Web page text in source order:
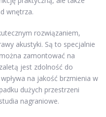
wnętrza.
rozwiązaniem,
akustyki. Są to specjalnie
zamontować na
jest zdolność do
na jakość brzmienia w
dużych przestrzeni
nagraniowe.